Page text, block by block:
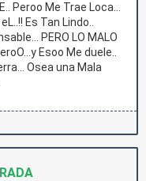
Peroo Me Trae Loca...
Es Tan Lindo..
PERO LO MALO
Esoo Me duele..
Osea una Mala